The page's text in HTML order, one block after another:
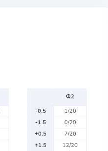
Ф2
-0.5
1/20
-1.5
0/20
+0.5
7/20
+1.5
12/20